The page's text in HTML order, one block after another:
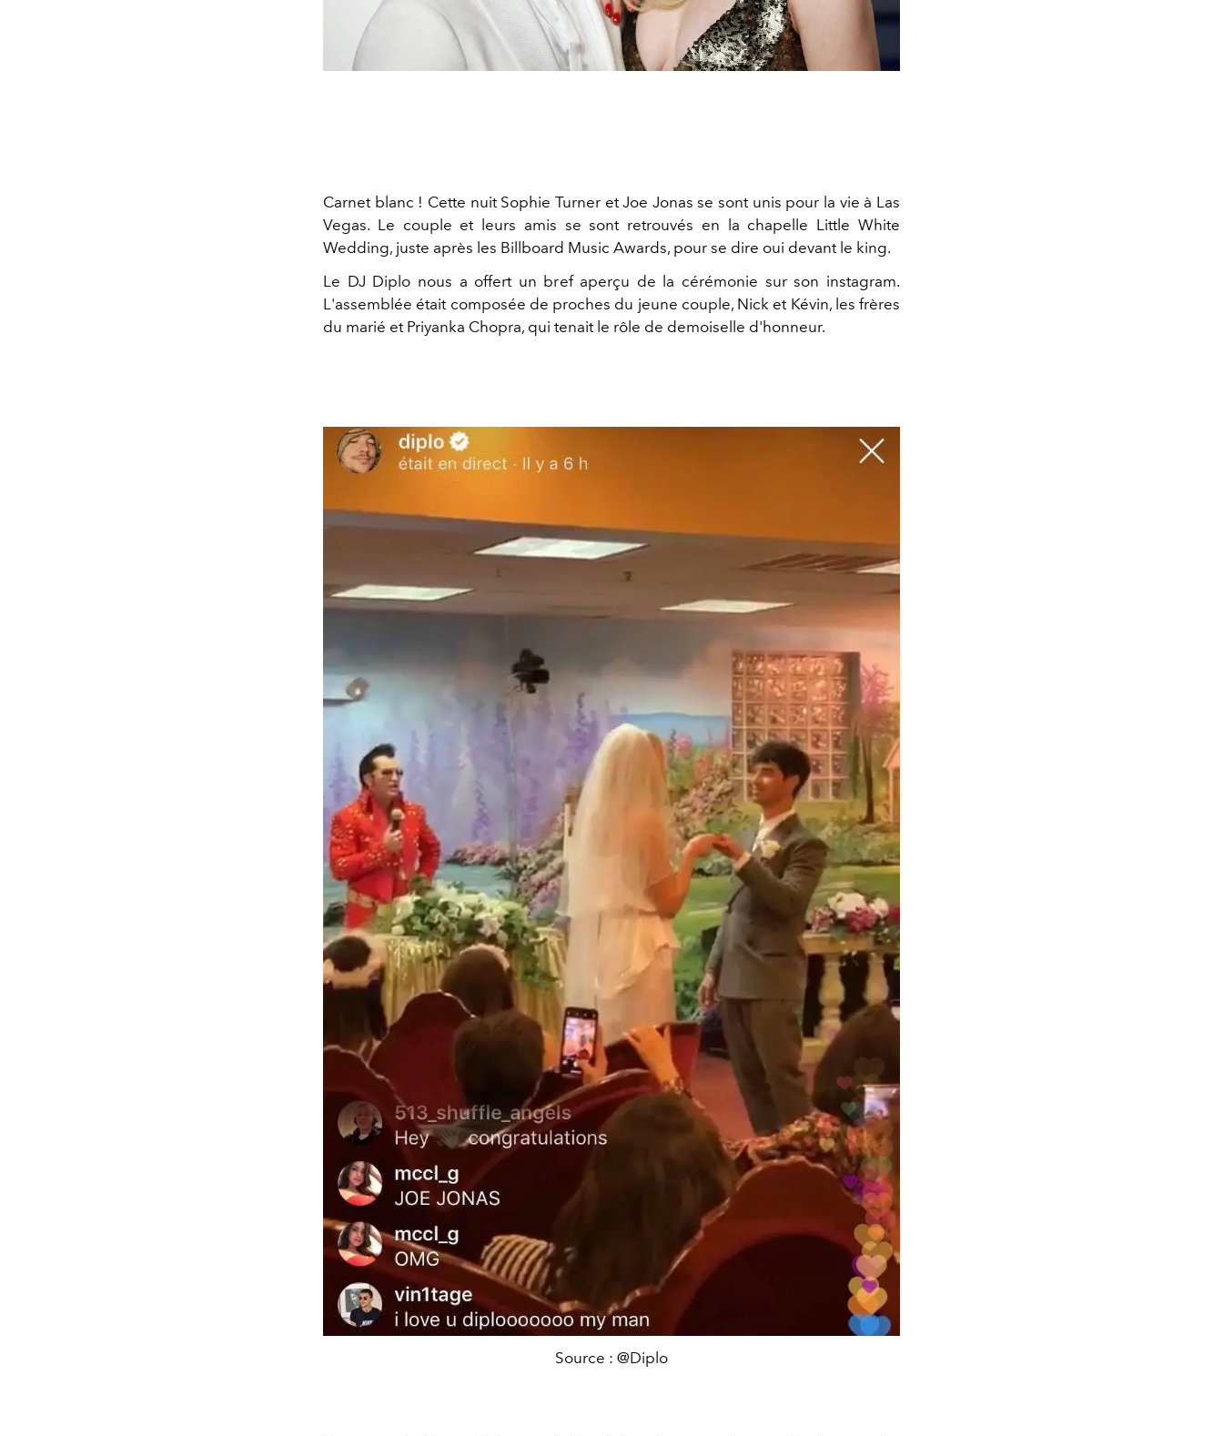
Carnet blanc ! Cette nuit Sophie Turner et Joe Jonas se sont unis pour la vie à Las
Vegas. Le couple et leurs amis se sont retrouvés en la chapelle Little White
Wedding, juste après les Billboard Music Awards, pour se dire oui devant le king.
Le DJ Diplo nous a offert un bref aperçu de la cérémonie sur son instagram.
L'assemblée était composée de proches du jeune couple, Nick et Kévin, les frères
du marié et Priyanka Chopra, qui tenait le rôle de demoiselle d'honneur.
Source : @Diplo